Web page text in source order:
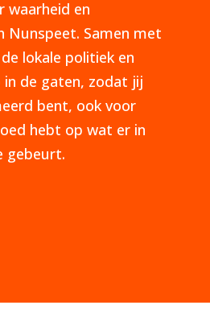
waarheid en
Nunspeet. Samen met
lokale politiek en
de gaten, zodat jij
bent, ook voor
hebt op wat er in
gebeurt.